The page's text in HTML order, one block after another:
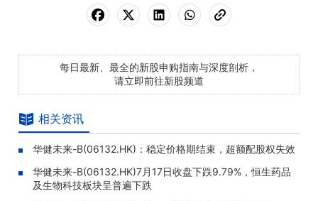
每日最新、最全的新股申购指南与深度剖析，
请立即前往新股频道
相关资讯
华健未来-B(06132.HK)：稳定价格期结束，超额配股权失效
华健未来-B(06132.HK)7月17日收盘下跌9.79%，恒生药品
及生物科技板块呈普遍下跌